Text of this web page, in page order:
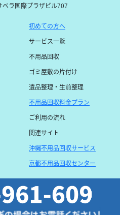
ラ国際プラザビル707
初めての方へ
サービス一覧
不用品回収
ゴミ屋敷の片付け
遺品整理・生前整理
不用品回収料金プラン
ご利用の流れ
関連サイト
沖縄不用品回収サービス
京都不用品回収センター